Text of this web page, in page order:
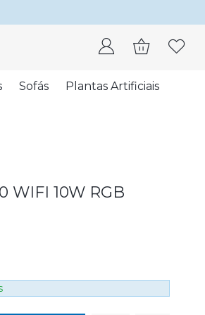
Sofás Plantas Artificiais
WIFI 10W RGB